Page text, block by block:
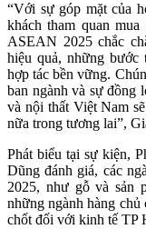
“Với sự góp mặt của
khách tham quan
ASEAN 2025 chắc
hiệu quả, những
hợp tác bền vững.
ban ngành và sự đồng
và nội thất Việt Nam
nữa trong tương lai”,
Phát biểu tại sự kiện,
Dũng đánh giá, các
2025, như gỗ và sản
những ngành hàng
chốt đối với kinh tế TP